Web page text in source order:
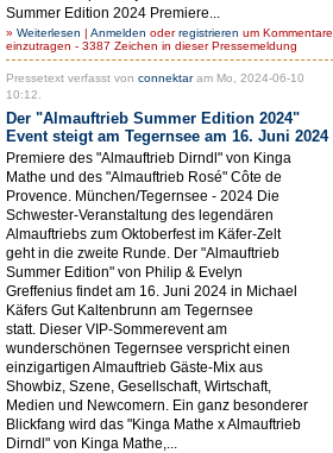
Summer Edition 2024 Premiere...
» Weiterlesen | Anmelden oderregistrieren um Kommentare
einzutragen - 3387 Zeichen in dieser Pressemeldung
Pressetext verfasst von connektaram Mo, 2024-06-10
10:12.
Der "Almauftrieb Summer Edition 2024"
Event steigt am Tegernsee am 16. Juni 2024
Premiere des "Almauftrieb Dirndl" von Kinga
Mathe und des "Almauftrieb Rosé" Côte de
Provence. München/Tegernsee - 2024 Die
Schwester-Veranstaltung des legendären
Almauftriebs zum Oktoberfest im Käfer-Zelt
geht in die zweite Runde. Der "Almauftrieb
Summer Edition" von Philip & Evelyn
Greffenius findet am 16. Juni 2024 in Michael
Käfers Gut Kaltenbrunn am Tegernsee
statt. Dieser VIP-Sommerevent am
wunderschönen Tegernsee verspricht einen
einzigartigen Almauftrieb Gäste-Mix aus
Showbiz, Szene, Gesellschaft, Wirtschaft,
Medien und Newcomern. Ein ganz besonderer
Blickfang wird das "Kinga Mathe x Almauftrieb
Dirndl" von Kinga Mathe,...